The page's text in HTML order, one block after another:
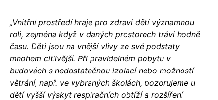
„Vnitřní prostředí hraje pro zdraví dětí významnou
roli, zejména když v daných prostorech tráví hodně
času. Děti jsou na vnější vlivy ze své podstaty
mnohem citlivější. Při pravidelném pobytu v
budovách s nedostatečnou izolací nebo možností
větrání, např. ve vybraných školách, pozorujeme u
dětí vyšší výskyt respiračních obtíží a rozšíření